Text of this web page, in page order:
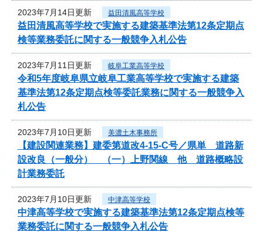
2023年7月14日更新 益田清風高等学校
益田清風高等学校で実施する建築基準法第12条定期点
検等業務委託に関する一般競争入札公告
2023年7月11日更新 岐阜工業高等学校
令和5年度岐阜県立岐阜工業高等学校で実施する建築
基準法第12条定期点検等委託業務に関する一般競争入
札公告
2023年7月10日更新 美濃土木事務所
【建設関連業務】建委第道改4-15-C号／県単 道路新
設改良（一般分） （一）上野関線 他 道路概略設
計業務委託
2023年7月10日更新 中津高等学校
中津高等学校で実施する建築基準法第12条定期点検等
業務委託に関する一般競争入札公告